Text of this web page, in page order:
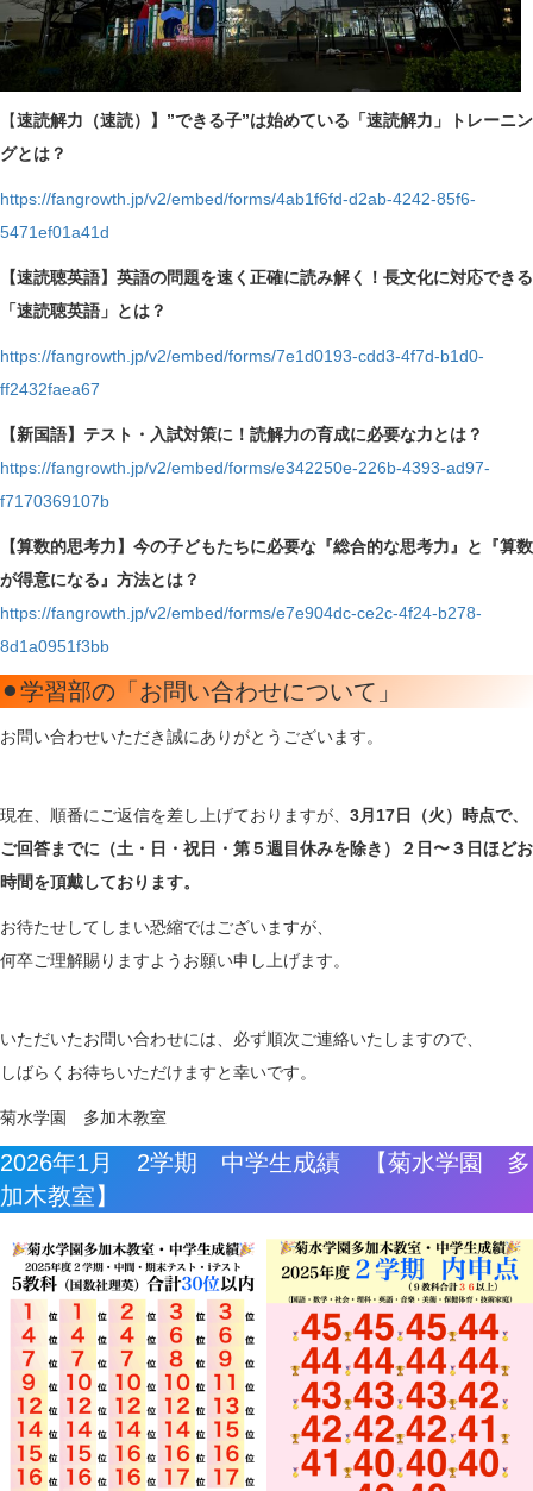
【速読解力（速読）】”できる子”は始めている「速読解力」トレーニン
グとは？
https://fangrowth.jp/v2/embed/forms/4ab1f6fd-d2ab-4242-85f6-
5471ef01a41d
【速読聴英語】英語の問題を速く正確に読み解く！長文化に対応できる
「速読聴英語」とは？
https://fangrowth.jp/v2/embed/forms/7e1d0193-cdd3-4f7d-b1d0-
ff2432faea67
【新国語】テスト・入試対策に！読解力の育成に必要な力とは？
https://fangrowth.jp/v2/embed/forms/e342250e-226b-4393-ad97-
f7170369107b
【算数的思考力】今の子どもたちに必要な『総合的な思考力』と『算数
が得意になる』方法とは？
https://fangrowth.jp/v2/embed/forms/e7e904dc-ce2c-4f24-b278-
8d1a0951f3bb
⚫︎学習部の「お問い合わせについて」
お問い合わせいただき誠にありがとうございます。
現在、順番にご返信を差し上げておりますが、 3月17日（火）時点で、
ご回答までに（土・日・祝日・第５週目休みを除き）２日〜３日ほどお
時間を頂戴しております。
お待たせしてしまい恐縮ではございますが、
何卒ご理解賜りますようお願い申し上げます。
いただいたお問い合わせには、必ず順次ご連絡いたしますので、
しばらくお待ちいただけますと幸いです。
菊水学園 多加木教室
2026年1月 2学期 中学生成績 【菊水学園 多
加木教室】